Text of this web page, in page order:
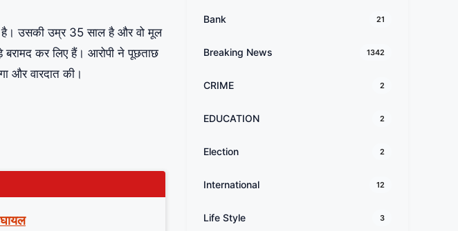
है। उसकी उम्र 35 साल है और वो मूल
कर लिए हैं। आरोपी ने पूछताछ
और वारदात की।
घायल
Bank 21
Breaking News 1342
CRIME 2
EDUCATION 2
Election 2
International 12
Life Style 3